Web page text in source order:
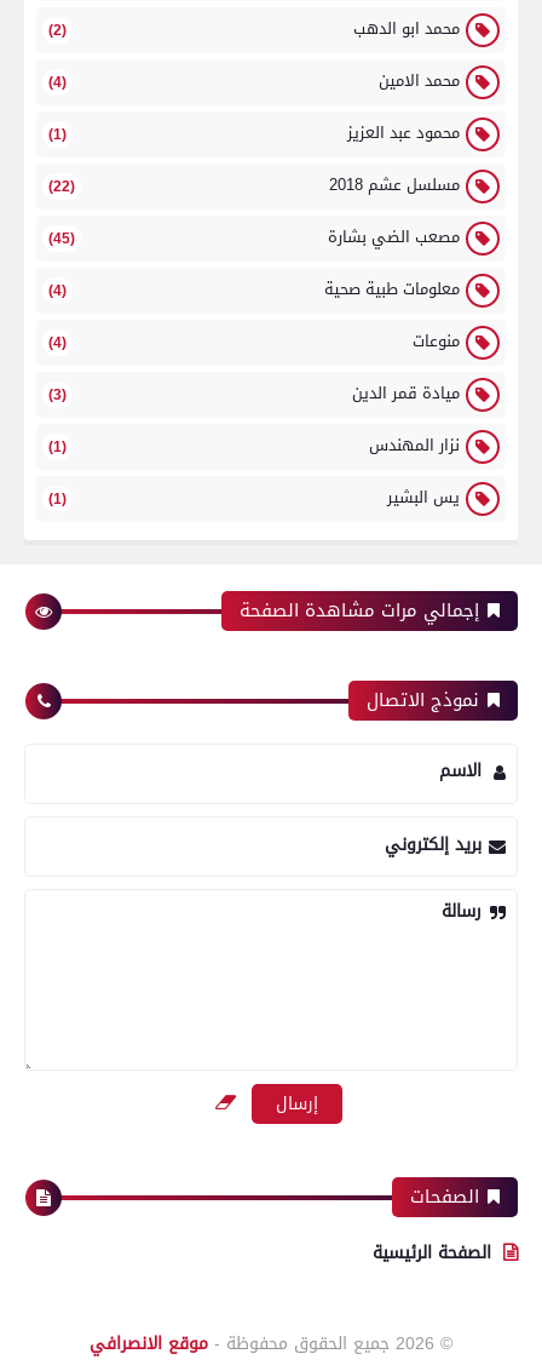
محمد ابو الدهب (2)
محمد الامين (4)
محمود عبد العزيز (1)
مسلسل عشم 2018 (22)
مصعب الضي بشارة (45)
معلومات طبية صحية (4)
منوعات (4)
ميادة قمر الدين (3)
نزار المهندس (1)
يس البشير (1)
إجمالي مرات مشاهدة الصفحة
نموذج الاتصال
الاسم
بريد إلكتروني
رسالة
الصفحات
الصفحة الرئيسية
© 2026 جميع الحقوق محفوظة -موقع الانصرافي